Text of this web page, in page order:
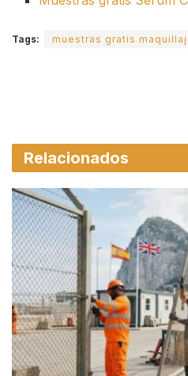
Tags: muestras gratis
Relacionados